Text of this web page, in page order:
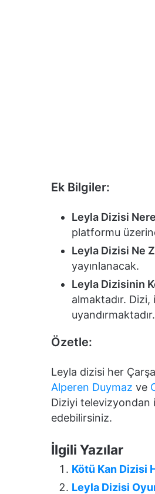
Ek Bilgiler:
Leyla Dizisi
platformu
Leyla Dizisi Ne
yayınlanacak.
Leyla Dizisinin
almaktadır.
uyandırmaktadır.
Özetle:
Leyla dizisi her
Alperen Duymaz ve
Diziyi televizyondan
edebilirsiniz.
İlgili Yazılar
Kötü Kan Dizisi
Leyla Dizisi